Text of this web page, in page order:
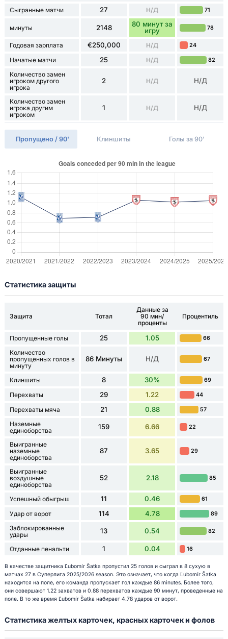
Сыгранные матчи 27 Н/Д 71
минуты 2148
80 минут за
игру
78
Годовая зарплата €250,000 Н/Д 24
Начатые матчи 25 Н/Д 82
Количество замен
игроком другого
игрока
2 Н/Д Н/Д
Количество замен
игрока другим
игроком
1 Н/Д Н/Д
Пропущено / 90' Клиншиты Голы за 90'
Статистика защиты
Защита Тотал
Данные за
90 мин/
проценты
Процентиль
Пропущенные голы 25 1.05 66
Количество
пропущенных голов в
минуту
86 Минуты Н/Д 67
Клиншиты 8 30% 69
Перехваты 29 1.22 44
Перехваты мяча 21 0.88 57
Наземные
единоборства
159 6.66 22
Выигранные
наземные
единоборства
87 3.65 29
Выигранные
воздушные
единоборства
52 2.18 85
Успешный обыгрыш 11 0.46 61
Удар от ворот 114 4.78 89
Заблокированные
удары
13 0.54 82
Отданные пенальти 1 0.04 16
В качестве защитника Ľubomír Šatka пропустил 25 голов и сыграл в 8 сухую в
матчах 27 в Суперлига 2025/2026 season. Это означает, что когда Ľubomír Šatka
находится на поле, его команда пропускает гол каждые 86 minutes. Более того,
они совершают 1.22 захватов и 0.88 перехватов каждые 90 минут, проведенные на
поле. В то же время Ľubomír Šatka набирает 4.78 ударов от ворот.
Статистика желтых карточек, красных карточек и фолов